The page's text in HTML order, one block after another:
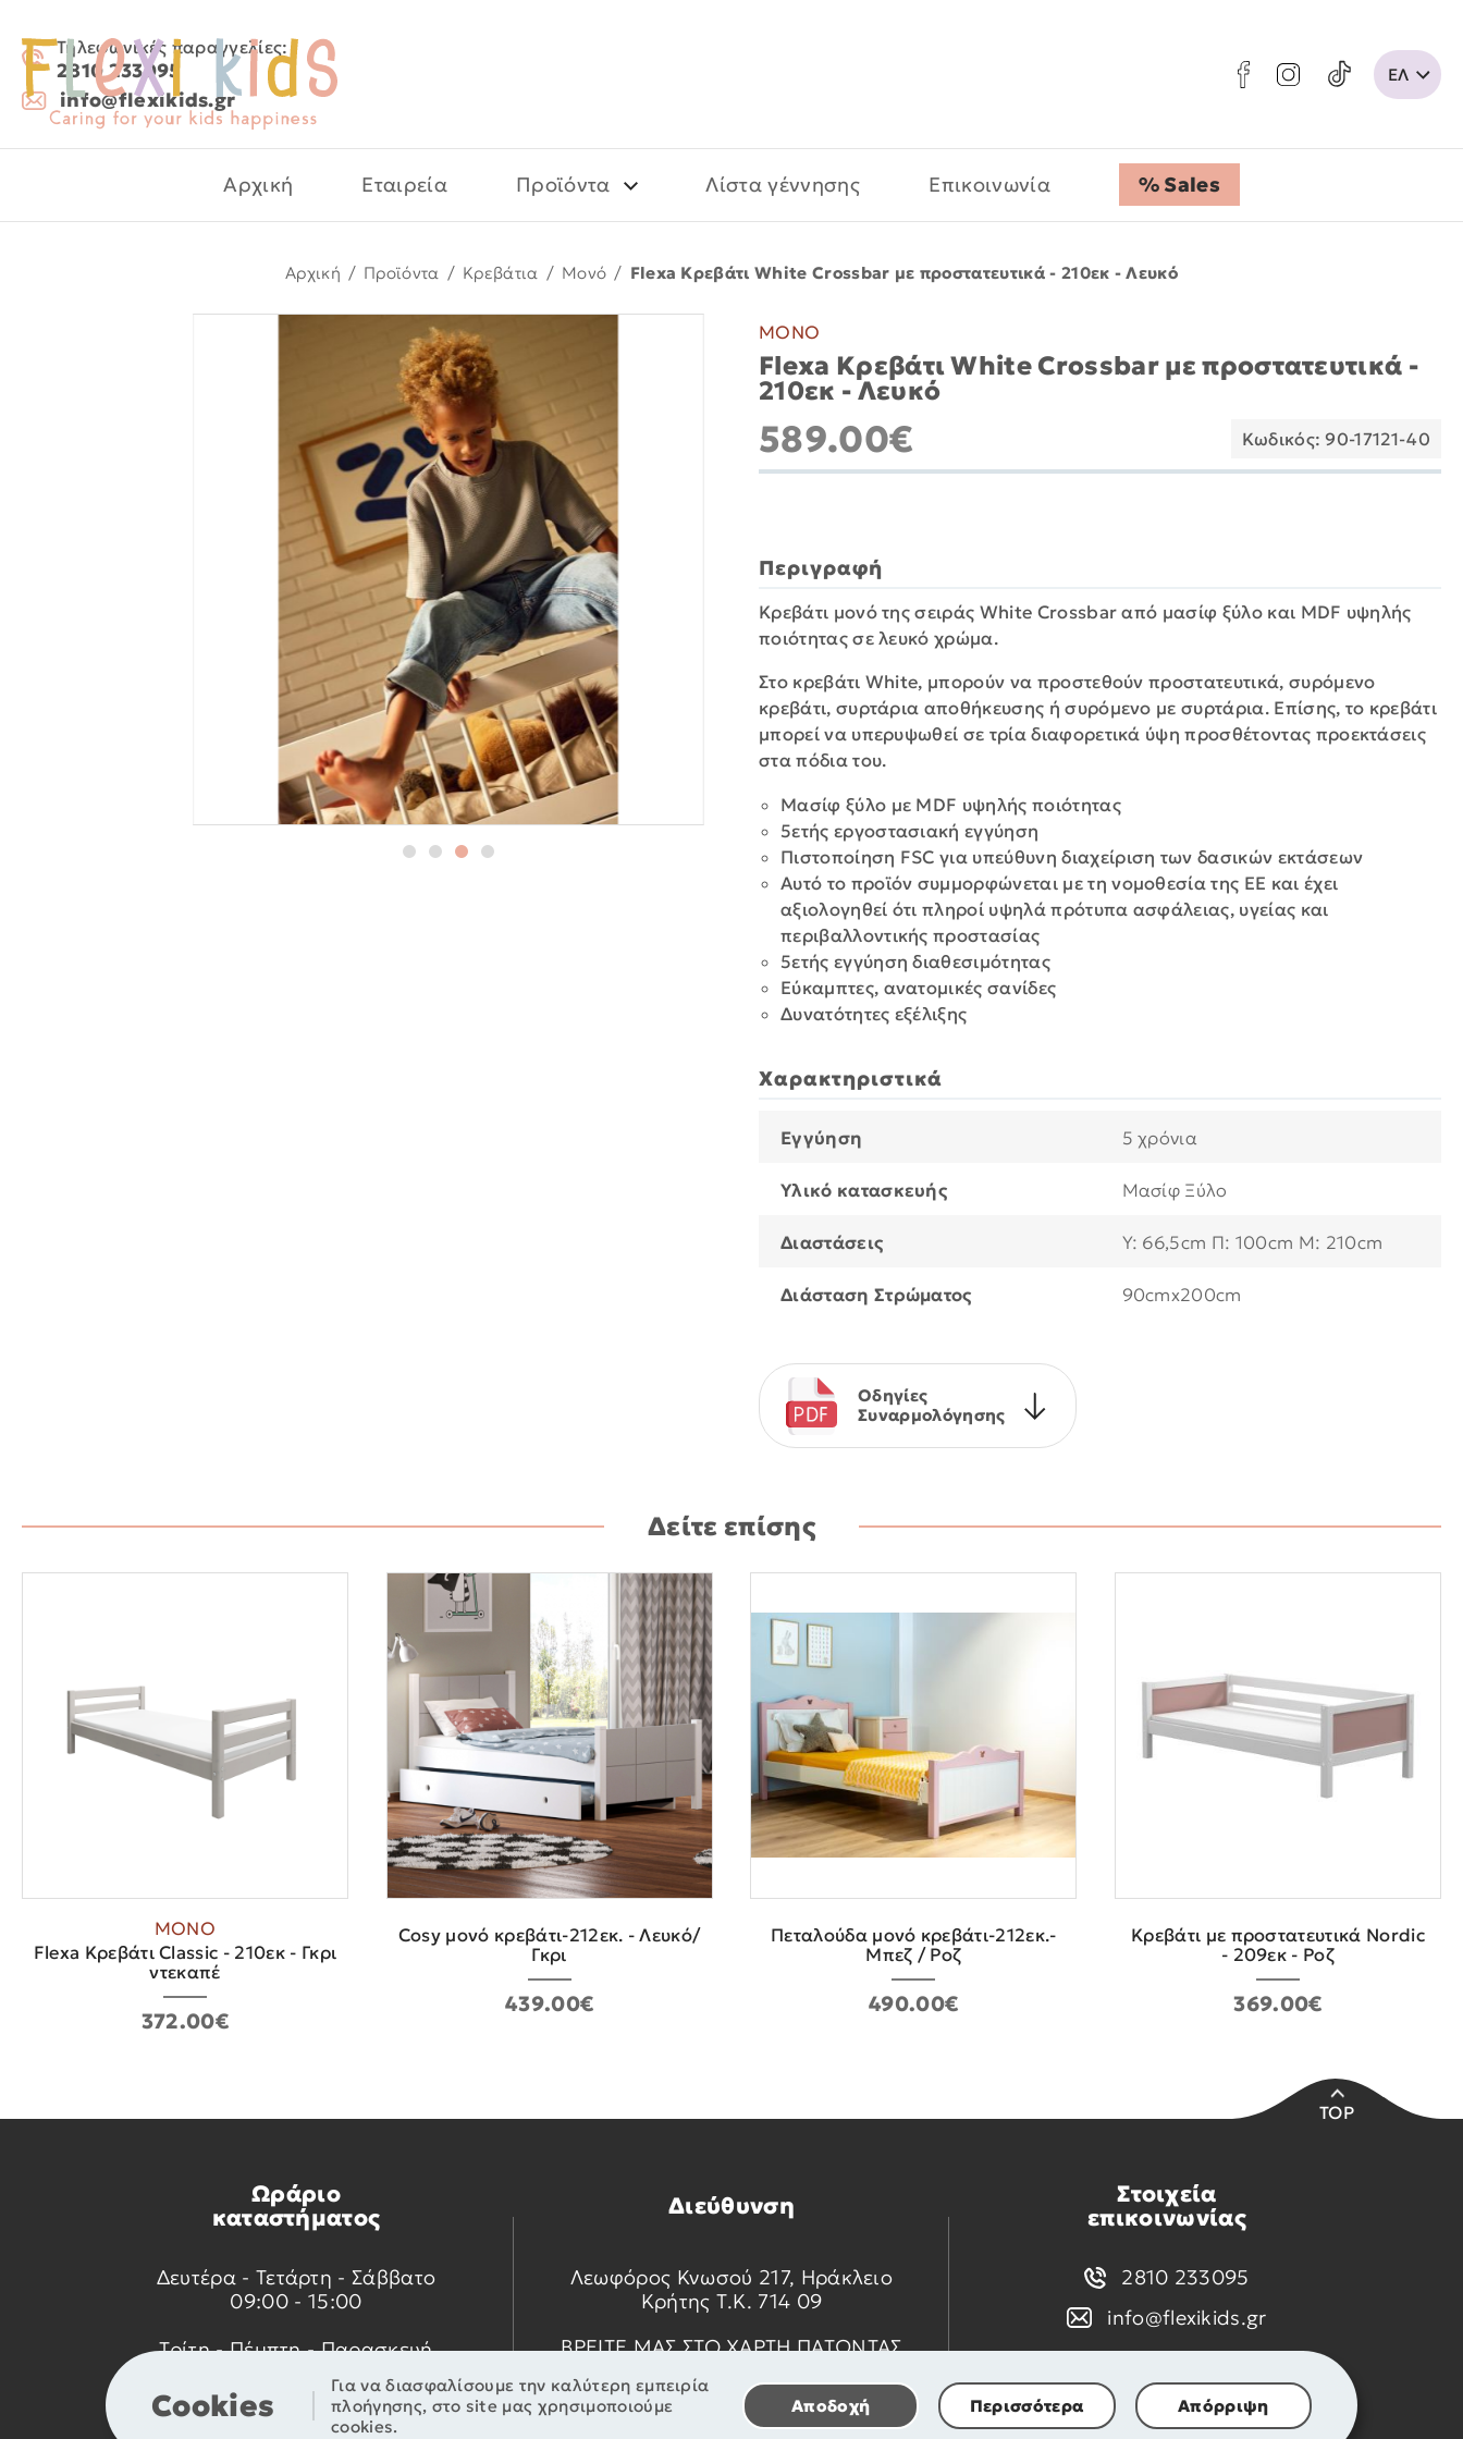
Cookies
Για να διασφαλίσουμε την καλύτερη εμπειρία
πλοήγησης, στο site μας χρησιμοποιούμε
cookies.
Αποδοχή Περισσότερα Απόρριψη
Τηλεφωνικές παραγγελίες:
2810 233095
info@flexikids.gr
Αρχική Εταιρεία Προϊόντα Λίστα γέννησης Επικοινωνία % Sales
Αρχική / Προϊόντα / Kρεβάτια / Μονό / Flexa Κρεβάτι White Crossbar με προστατευτικά - 210εκ - Λευκό
ΜΟΝΟ
Flexa Κρεβάτι White Crossbar με προστατευτικά -
210εκ - Λευκό
589.00€ Κωδικός: 90-17121-40
Περιγραφή
Κρεβάτι μονό της σειράς White Crossbar από μασίφ ξύλο και MDF υψηλής
ποιότητας σε λευκό χρώμα.
Στο κρεβάτι White, μπορούν να προστεθούν προστατευτικά, συρόμενο
κρεβάτι, συρτάρια αποθήκευσης ή συρόμενο με συρτάρια. Επίσης, το κρεβάτι
μπορεί να υπερυψωθεί σε τρία διαφορετικά ύψη προσθέτοντας προεκτάσεις
στα πόδια του.
Μασίφ ξύλο με MDF υψηλής ποιότητας
5ετής εργοστασιακή εγγύηση
Πιστοποίηση FSC για υπεύθυνη διαχείριση των δασικών εκτάσεων
Αυτό το προϊόν συμμορφώνεται με τη νομοθεσία της ΕΕ και έχει
αξιολογηθεί ότι πληροί υψηλά πρότυπα ασφάλειας, υγείας και
περιβαλλοντικής προστασίας
5ετής εγγύηση διαθεσιμότητας
Εύκαμπτες, ανατομικές σανίδες
Δυνατότητες εξέλιξης
Χαρακτηριστικά
Εγγύηση 5 χρόνια
Υλικό κατασκευής Μασίφ Ξύλο
Διαστάσεις Y: 66,5cm Π: 100cm Μ: 210cm
Διάσταση Στρώματος 90cmx200cm
Οδηγίες
Συναρμολόγησης
Δείτε επίσης
ΜΟΝΟ
Flexa Κρεβάτι Classic - 210εκ - Γκρι
ντεκαπέ
372.00€
Cosy μονό κρεβάτι-212εκ. - Λευκό/
Γκρι
439.00€
Πεταλούδα μονό κρεβάτι-212εκ.-
Mπεζ / Ροζ
490.00€
Κρεβάτι με προστατευτικά Nordic
- 209εκ - Ροζ
369.00€
TOP
Ωράριο
καταστήματος
Δευτέρα - Τετάρτη - Σάββατο
09:00 - 15:00
Τρίτη - Πέμπτη - Παρασκευή
09:00 - 14:00 & 17:30 - 21:00
Διεύθυνση
Λεωφόρος Κνωσού 217, Ηράκλειο
Κρήτης Τ.Κ. 714 09
ΒΡΕΙΤΕ ΜΑΣ ΣΤΟ ΧΑΡΤΗ ΠΑΤΩΝΤΑΣ
Στοιχεία
επικοινωνίας
2810 233095
info@flexikids.gr